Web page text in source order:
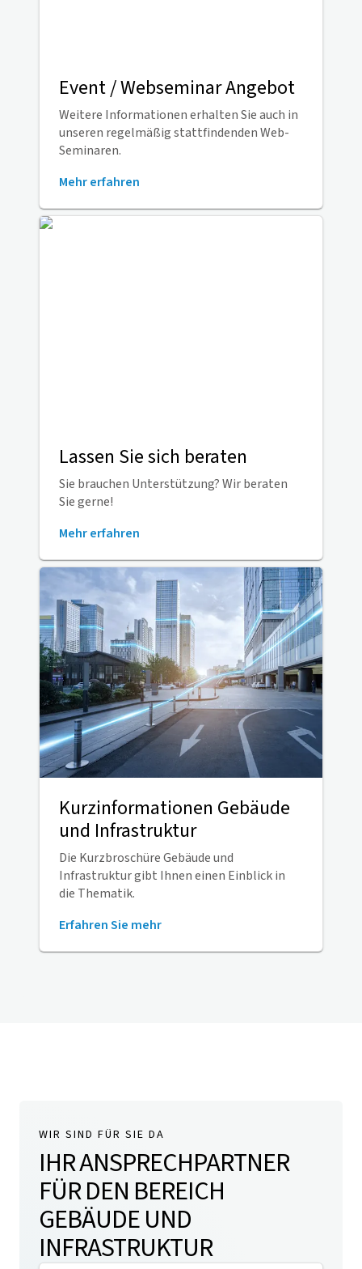
Event / Webseminar Angebot
Weitere Informationen erhalten Sie auch in
unseren regelmäßig stattfindenden Web-
Seminaren.
Mehr erfahren
Lassen Sie sich beraten
Sie brauchen Unterstützung? Wir beraten
Sie gerne!
Mehr erfahren
Kurzinformationen Gebäude
und Infrastruktur
Die Kurzbroschüre Gebäude und
Infrastruktur gibt Ihnen einen Einblick in
die Thematik.
Erfahren Sie mehr
WIR SIND FÜR SIE DA
IHR ANSPRECHPARTNER
FÜR DEN BEREICH
GEBÄUDE UND
INFRASTRUKTUR